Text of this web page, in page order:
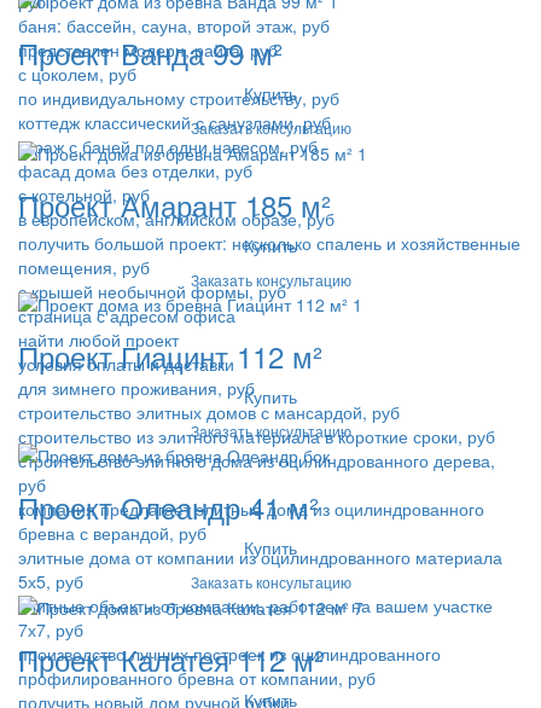
баня: бассейн, сауна, второй этаж, руб
представлен модерн, райта, руб
с цоколем, руб
по индивидуальному строительству, руб
коттедж классический с санузлами, руб
гараж с баней под одни навесом, руб
фасад дома без отделки, руб
с котельной, руб
в европейском, английском образе, руб
получить большой проект: несколько спалень и хозяйственные
помещения, руб
с крышей необычной формы, руб
страница с адресом офиса
найти любой проект
условия оплаты и доставки
для зимнего проживания, руб
строительство элитных домов с мансардой, руб
строительство из элитного материала в короткие сроки, руб
строительство элитного дома из оцилиндрованного дерева,
руб
компания предлагает элитные дома из оцилиндрованного
бревна с верандой, руб
элитные дома от компании из оцилиндрованного материала
5х5, руб
элитные объекты от компании, работаем на вашем участке
7х7, руб
производство лучших построек из оцилиндрованного
профилированного бревна от компании, руб
получить новый дом ручной рубки
Проект Ванда 99 м²
Купить
Заказать консультацию
Проект Амарант 185 м²
Купить
Заказать консультацию
Проект Гиацинт 112 м²
Купить
Заказать консультацию
Проект Олеандр 41 м²
Купить
Заказать консультацию
Проект Калатея 112 м²
Купить